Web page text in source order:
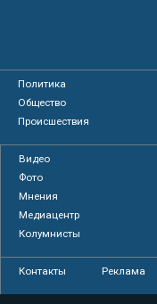
Политика
Общество
Происшествия
Видео
Фото
Мнения
Медиацентр
Колумнисты
Контакты Реклама